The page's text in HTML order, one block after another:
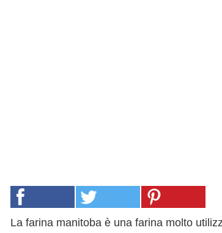
La farina manitoba è una farina molto